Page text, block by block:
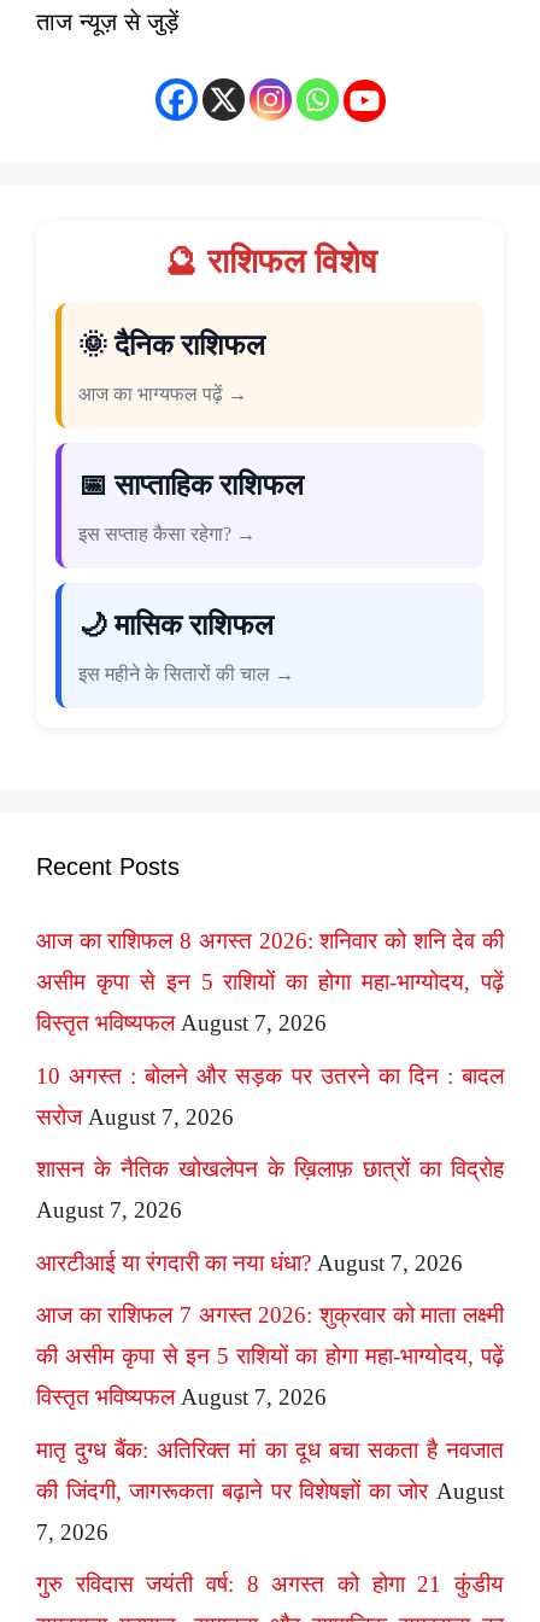
ताज न्यूज़ से जुड़ें
🔮 राशिफल विशेष
🌞 दैनिक राशिफल
आज का भाग्यफल पढ़ें →
📅 साप्ताहिक राशिफल
इस सप्ताह कैसा रहेगा? →
🌙 मासिक राशिफल
इस महीने के सितारों की चाल →
Recent Posts
आज का राशिफल 8 अगस्त 2026: शनिवार को शनि देव की
असीम कृपा से इन 5 राशियों का होगा महा-भाग्योदय, पढ़ें
विस्तृत भविष्यफल August 7, 2026
10 अगस्त : बोलने और सड़क पर उतरने का दिन : बादल
सरोज August 7, 2026
शासन के नैतिक खोखलेपन के ख़िलाफ़ छात्रों का विद्रोह
August 7, 2026
आरटीआई या रंगदारी का नया धंधा? August 7, 2026
आज का राशिफल 7 अगस्त 2026: शुक्रवार को माता लक्ष्मी
की असीम कृपा से इन 5 राशियों का होगा महा-भाग्योदय, पढ़ें
विस्तृत भविष्यफल August 7, 2026
मातृ दुग्ध बैंक: अतिरिक्त मां का दूध बचा सकता है नवजात
की जिंदगी, जागरूकता बढ़ाने पर विशेषज्ञों का जोर August
7, 2026
गुरु रविदास जयंती वर्ष: 8 अगस्त को होगा 21 कुंडीय